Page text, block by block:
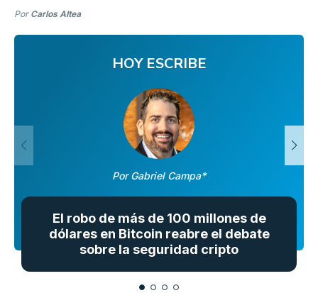
Por Carlos Altea
El robo de más de 100 millones de
dólares en Bitcoin reabre el debate
sobre la seguridad cripto
HOY ESCRIBE
Por Gabriel Campa*